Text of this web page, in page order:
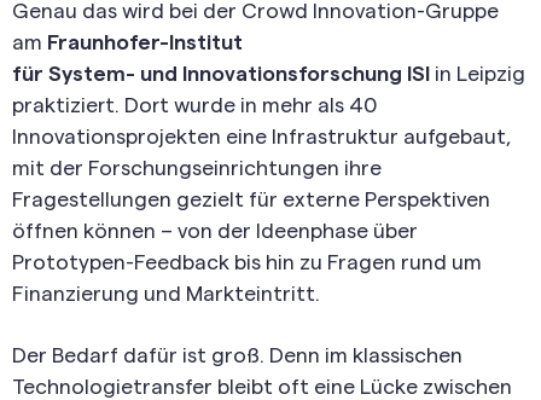
Genau das wird bei der Crowd Innovation-Gruppe
am Fraunhofer-Institut
für System- und Innovationsforschung ISI in Leipzig
praktiziert. Dort wurde in mehr als 40
Innovationsprojekten eine Infrastruktur aufgebaut,
mit der Forschungseinrichtungen ihre
Fragestellungen gezielt für externe Perspektiven
öffnen können – von der Ideenphase über
Prototypen-Feedback bis hin zu Fragen rund um
Finanzierung und Markteintritt.
Der Bedarf dafür ist groß. Denn im klassischen
Technologietransfer bleibt oft eine Lücke zwischen